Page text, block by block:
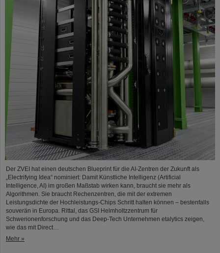
Der ZVEI hat einen deutschen Blueprint für die AI-Zentren der Zukunft als
„Electrifying Idea“ nominiert: Damit Künstliche Intelligenz (Artificial
Intelligence, AI) im großen Maßstab wirken kann, braucht sie mehr als
Algorithmen. Sie braucht Rechenzentren, die mit der extremen
Leistungsdichte der Hochleistungs-Chips Schritt halten können – bestenfalls
souverän in Europa. Rittal, das GSI Helmholtzzentrum für
Schwerionenforschung und das Deep-Tech Unternehmen etalytics zeigen,
wie das mit Direct…
Mehr »